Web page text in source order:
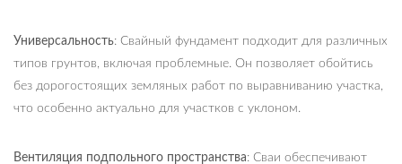
Универсальность: Свайный фундамент подходит для различных
типов грунтов, включая проблемные. Он позволяет обойтись
без дорогостоящих земляных работ по выравниванию участка,
что особенно актуально для участков с уклоном.
Вентиляция подпольного пространства: Сваи обеспечивают